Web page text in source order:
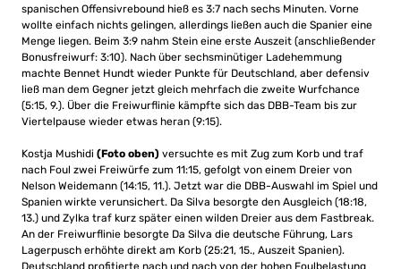
spanischen Offensivrebound hieß es 3:7 nach sechs Minuten. Vorne
wollte einfach nichts gelingen, allerdings ließen auch die Spanier eine
Menge liegen. Beim 3:9 nahm Stein eine erste Auszeit (anschließender
Bonusfreiwurf: 3:10). Nach über sechsminütiger Ladehemmung
machte Bennet Hundt wieder Punkte für Deutschland, aber defensiv
ließ man dem Gegner jetzt gleich mehrfach die zweite Wurfchance
(5:15, 9.). Über die Freiwurflinie kämpfte sich das DBB-Team bis zur
Viertelpause wieder etwas heran (9:15).
Kostja Mushidi (Foto oben) versuchte es mit Zug zum Korb und traf
nach Foul zwei Freiwürfe zum 11:15, gefolgt von einem Dreier von
Nelson Weidemann (14:15, 11.). Jetzt war die DBB-Auswahl im Spiel und
Spanien wirkte verunsichert. Da Silva besorgte den Ausgleich (18:18,
13.) und Zylka traf kurz später einen wilden Dreier aus dem Fastbreak.
An der Freiwurflinie besorgte Da Silva die deutsche Führung, Lars
Lagerpusch erhöhte direkt am Korb (25:21, 15., Auszeit Spanien).
Deutschland profitierte nach und nach von der hohen Foulbelastung